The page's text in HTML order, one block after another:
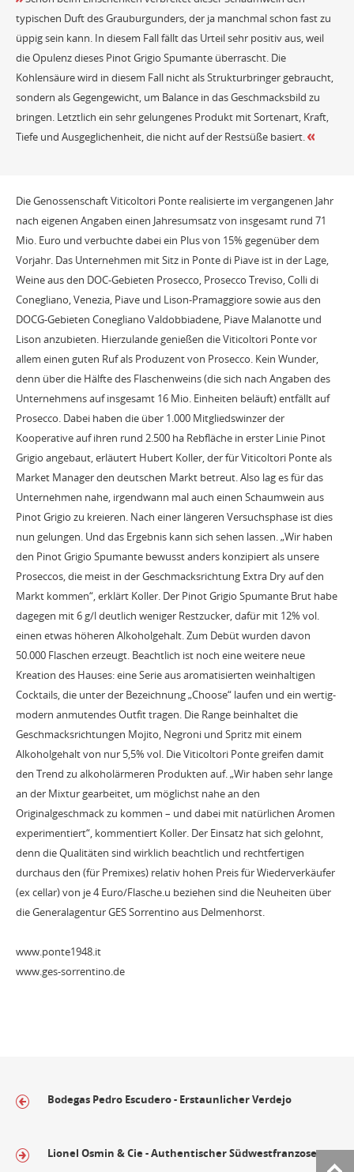
typischen Duft des Grauburgunders, der ja manchmal schon fast zu
üppig sein kann. In diesem Fall fällt das Urteil sehr positiv aus, weil
die Opulenz dieses Pinot Grigio Spumante überrascht. Die
Kohlensäure wird in diesem Fall nicht als Strukturbringer gebraucht,
sondern als Gegengewicht, um Balance in das Geschmacksbild zu
bringen. Letztlich ein sehr gelungenes Produkt mit Sortenart, Kraft,
Tiefe und Ausgeglichenheit, die nicht auf der Restsüße basiert.
Die Genossenschaft Viticoltori Ponte realisierte im vergangenen Jahr
nach eigenen Angaben einen Jahresumsatz von insgesamt rund 71
Mio. Euro und verbuchte dabei ein Plus von 15% gegenüber dem
Vorjahr. Das Unternehmen mit Sitz in Ponte di Piave ist in der Lage,
Weine aus den DOC-Gebieten Prosecco, Prosecco Treviso, Colli di
Conegliano, Venezia, Piave und Lison-Pramaggiore sowie aus den
DOCG-Gebieten Conegliano Valdobbiadene, Piave Malanotte und
Lison anzubieten. Hierzulande genießen die Viticoltori Ponte vor
allem einen guten Ruf als Produzent von Prosecco. Kein Wunder,
denn über die Hälfte des Flaschenweins (die sich nach Angaben des
Unternehmens auf insgesamt 16 Mio. Einheiten beläuft) entfällt auf
Prosecco. Dabei haben die über 1.000 Mitgliedswinzer der
Kooperative auf ihren rund 2.500 ha Rebfläche in erster Linie Pinot
Grigio angebaut, erläutert Hubert Koller, der für Viticoltori Ponte als
Market Manager den deutschen Markt betreut. Also lag es für das
Unternehmen nahe, irgendwann mal auch einen Schaumwein aus
Pinot Grigio zu kreieren. Nach einer längeren Versuchsphase ist dies
nun gelungen. Und das Ergebnis kann sich sehen lassen. „Wir haben
den Pinot Grigio Spumante bewusst anders konzipiert als unsere
Proseccos, die meist in der Geschmacksrichtung Extra Dry auf den
Markt kommen“, erklärt Koller. Der Pinot Grigio Spumante Brut habe
dagegen mit 6 g/l deutlich weniger Restzucker, dafür mit 12% vol.
einen etwas höheren Alkoholgehalt. Zum Debüt wurden davon
50.000 Flaschen erzeugt. Beachtlich ist noch eine weitere neue
Kreation des Hauses: eine Serie aus aromatisierten weinhaltigen
Cocktails, die unter der Bezeichnung „Choose“ laufen und ein wertig-
modern anmutendes Outfit tragen. Die Range beinhaltet die
Geschmacksrichtungen Mojito, Negroni und Spritz mit einem
Alkoholgehalt von nur 5,5% vol. Die Viticoltori Ponte greifen damit
den Trend zu alkoholärmeren Produkten auf. „Wir haben sehr lange
an der Mixtur gearbeitet, um möglichst nahe an den
Originalgeschmack zu kommen – und dabei mit natürlichen Aromen
experimentiert“, kommentiert Koller. Der Einsatz hat sich gelohnt,
denn die Qualitäten sind wirklich beachtlich und rechtfertigen
durchaus den (für Premixes) relativ hohen Preis für Wiederverkäufer
(ex cellar) von je 4 Euro/Flasche.u beziehen sind die Neuheiten über
die Generalagentur GES Sorrentino aus Delmenhorst.
www.ponte1948.it
www.ges-sorrentino.de
Bodegas Pedro Escudero - Erstaunlicher Verdejo
Lionel Osmin & Cie - Authentischer Südwestfranzose